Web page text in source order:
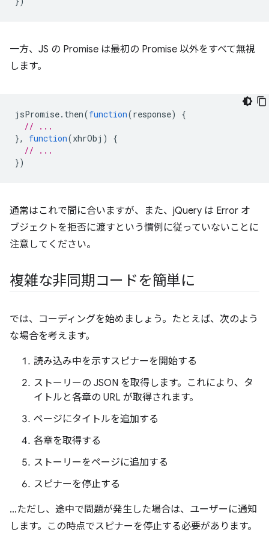
一方、JS の Promise は最初の Promise 以外をすべて無視
します。
jsPromise. then(function(response)
{
// ...
},
function(xhrObj )
{
// ...
})
通常はこれで間に合いますが、また、jQuery は Error オ
ブジェクトを拒否に渡すという慣例に従っていないことに
注意してください。
複雑な非同期コードを簡単に
では、コーディングを始めましょう。たとえば、次のよう
な場合を考えます。
読み込み中を示すスピナーを開始する
ストーリーの JSON を取得します。これにより、タ
イトルと各章の URL が取得されます。
ページにタイトルを追加する
各章を取得する
ストーリーをページに追加する
スピナーを停止する
…ただし、途中で問題が発生した場合は、ユーザーに通知
します。この時点でスピナーを停止する必要があります。